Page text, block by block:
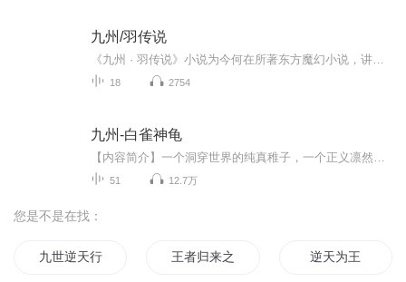
九州/羽传说
18 2754
九州-白雀神龟
51 12.7万
您是不是在找：
九世逆天行 王者归来之逆天 逆天为王